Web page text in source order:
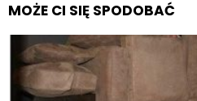
MOŻE CI SIĘ SPODOBAĆ